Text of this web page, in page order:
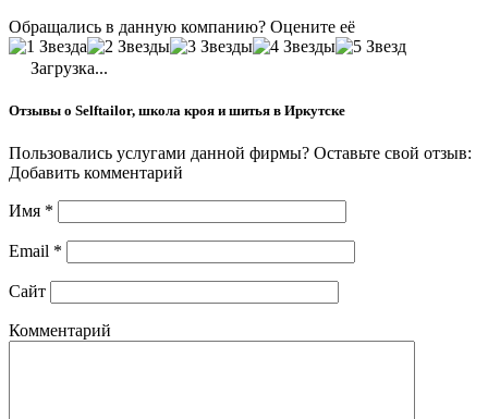
Обращались в данную компанию? Оцените её
Загрузка...
Отзывы о Selftailor, школа кроя и шитья в Иркутске
Пользовались услугами данной фирмы? Оставьте свой отзыв:
Добавить комментарий
Имя *
Email *
Сайт
Комментарий